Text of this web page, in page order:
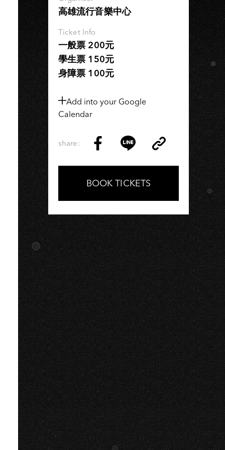
高雄流行音樂中心
Ticket Info
一般票 200元
學生票 150元
身障票 100元
Add into your Google
Calendar
share:
on
Facebook
on
LINE
Link
Copy
BOOK TICKETS